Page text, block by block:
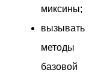
миксины;
вызывать
методы
базовой